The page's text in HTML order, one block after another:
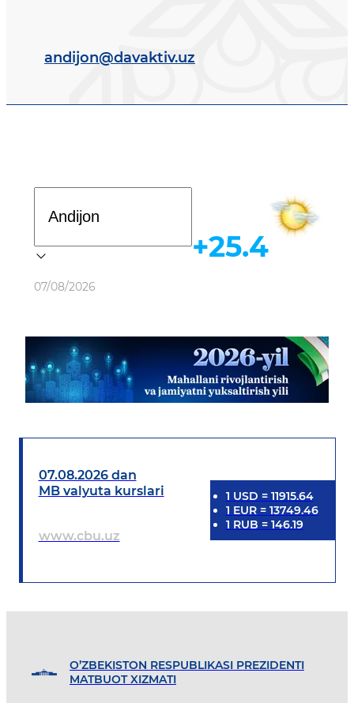
andijon@davaktiv.uz
Ob-havo
07/08/2026
+25.4
07.08.2026 dan
MB valyuta kurslari
www.cbu.uz
1 USD = 11915.64
1 EUR= 13749.46
1 RUB = 146.19
O’ZBEKISTON RESPUBLIKASI PREZIDENTI
MATBUOT XIZMATI